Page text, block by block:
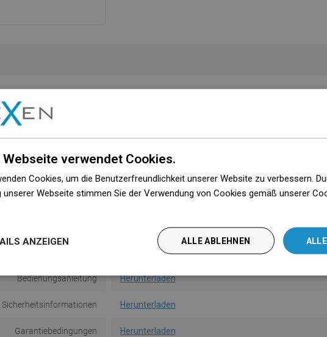
Material Edelstahl
Form Rund
Zum Dübeln
Bedienungsanleitung Herunterladen
Sicherheitsinformationen Herunterladen
Garantiebedingungen Herunterladen
Webseite verwendet Cookies.
Cookies, um die Benutzerfreundlichkeit unserer Website zu verbessern.
unserer Webseite stimmen Sie der Verwendung von Cookies gemäß unserer
ALLE ABLEHNEN
ANZEIGEN